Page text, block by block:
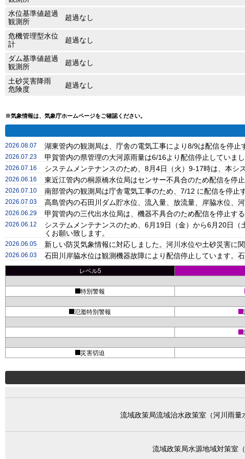
水位基準値超過
観測所
超過なし
危機管理型水位
計
超過なし
ダム基準値超過
観測所
超過なし
土砂災害降雨
危険度
超過なし
※気象情報は、気象庁ホームページをご確認ください。
2026.08.07 湖東管内の観測局は、庁舎の電気工事により8/9は配信を停止
2026.07.23 甲賀管内の県管理の大河原雨量は6/16より配信停止していま
2026.07.16 システムメンテナンスのため、8月4日（火）9-17時は、本シ
2026.06.16 東近江管内の桐原橋水位局はセンサー不具合のため配信を停
2026.07.10 南部管内の観測局は庁舎電気工事のため、7/12 に配信を停止
2026.07.03 高島管内の石田川ダム貯水位、流入量、放流量、岸脇水位、
2026.06.29 甲賀管内の三代出水位局は、機器不具合のため配信を停止する
2026.06.12
システムメンテナンスのため、6月19日（金）から6月20日
くお願い致します。
2026.06.05 新しい防災気象情報に対応しました。河川水位や土砂災害に
2026.06.03 石田川岸脇水位は観測機器故障により配信停止しています。
レベル5
特別警報
氾濫特別警報
災害切迫
流域政策局流域治水政策室（河川雨量
流域政策局水源地域対策室